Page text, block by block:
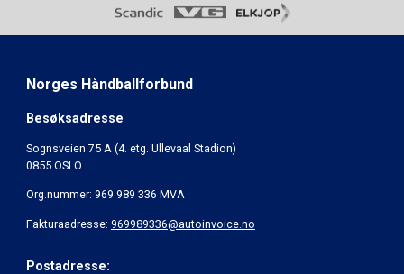
Norges Håndballforbund
Besøksadresse
Sognsveien 75 A (4. etg. Ullevaal Stadion)
0855 OSLO
Org.nummer: 969 989 336 MVA
Fakturaadresse: 969989336@autoinvoice.no
Postadresse: